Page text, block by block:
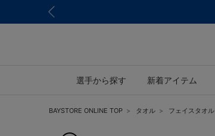
選手から探す 新着アイテム
BAYSTORE ONLINE TOP タオル フェイスタオル